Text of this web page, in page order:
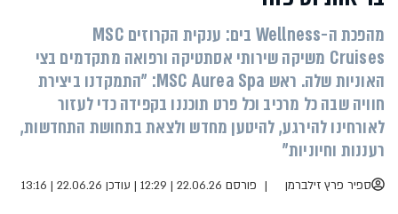
מהפכת ה-Wellness בים: ענקית הקרוזים MSC
Cruises משיקה שירותי אסתטיקה ורפואה מתקדמים בצי
האוניות שלה. ראש MSC Aurea Spa: "התמקדנו ביצירת
חוויה שבה כל מרכיב וכל פרט תוכננו בקפידה כדי לעזור
לאורחינו להירגע, להיטען מחדש ולצאת בתחושת התחדשות,
רעננות וחיוניות"
ספיר פרץ זילברמן פורסם 22.06.26 | 12:29 | עודכן 22.06.26 | 13:16